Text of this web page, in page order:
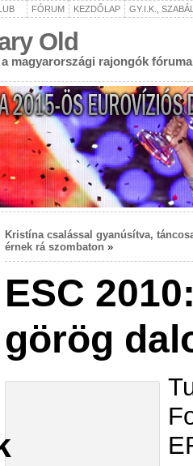
FÓRUM KEZDŐLAP GY.I.K.,
Old
magyarországi rajongók fóruma
Kristína csalással gyanúsítva,
érnek rá szombaton »
ESC
görög